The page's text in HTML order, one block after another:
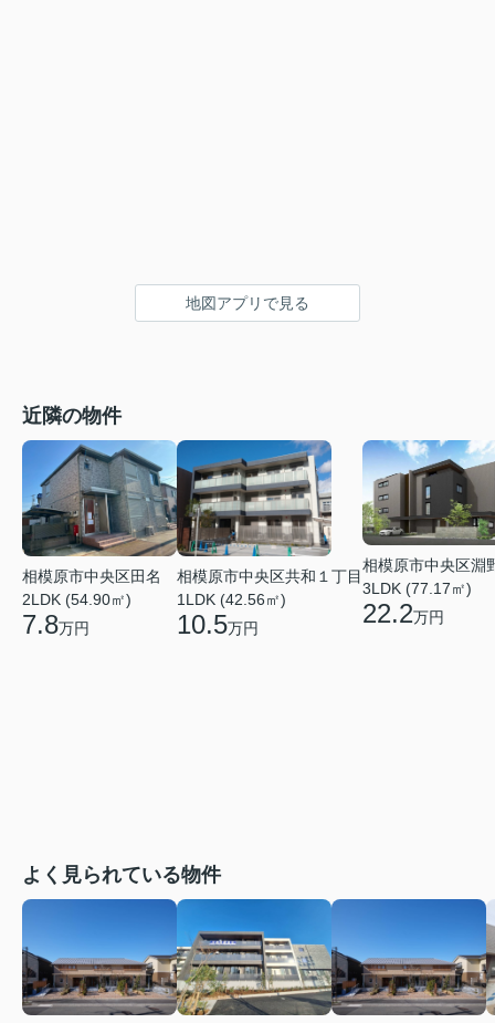
地図アプリで見る
近隣の物件
相模原市中央区田名
2LDK (54.90㎡)
7.8万円
相模原市中央区共和１丁目
1LDK (42.56㎡)
10.5万円
相模原市中央区淵
3LDK (77.17㎡)
22.2万円
よく見られている物件